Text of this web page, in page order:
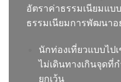
อัตราค่าธรรมเนียมแบ
ธรรมเนียมการพัฒนาอ
นักท่องเที่ยวแบบไป
ไม่เดินทางเกินจุดที่
ยกเว้น